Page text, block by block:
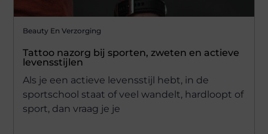
Beauty En Verzorging
Tattoo nazorg bij sporten, zweten en actieve
levensstijlen
Als je een actieve levensstijl hebt, in de
sportschool staat of veel wandelt, hardloopt of
sport, dan vraag je je